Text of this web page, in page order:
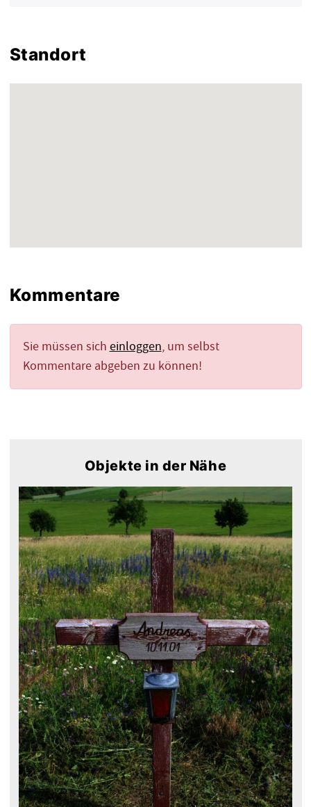
Standort
Kommentare
Sie müssen sich einloggen, um selbst
Kommentare abgeben zu können!
Objekte in der Nähe